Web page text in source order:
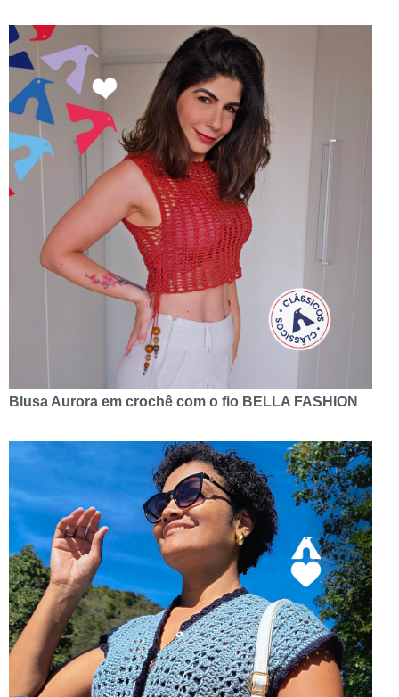
Blusa Aurora em crochê com o fio BELLA FASHION